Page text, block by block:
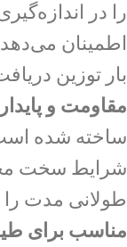
را در
اطمینان می‌دهد
بار توزین
مقاومت و
ساخته شده است
شرایط سخت
طولانی مدت
مناسب برای